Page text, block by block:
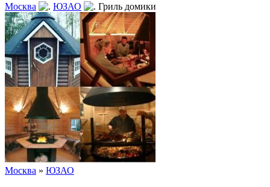
Москва ЮЗАО Гриль домики
Москва » ЮЗАО